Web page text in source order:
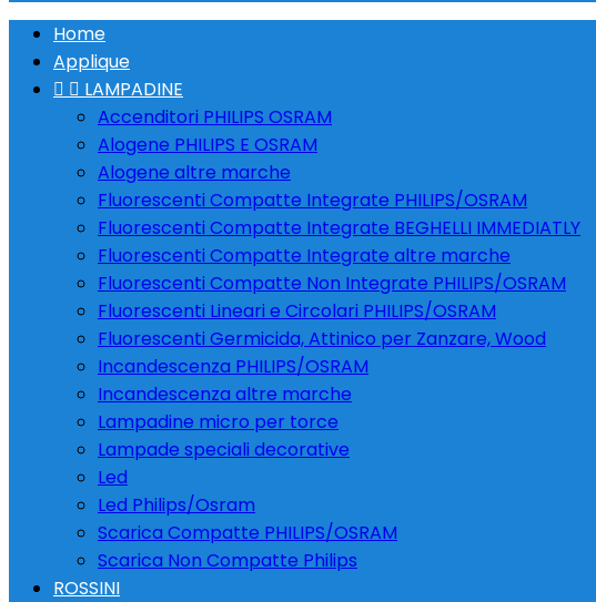
Home
Applique
  LAMPADINE
Accenditori PHILIPS OSRAM
Alogene PHILIPS E OSRAM
Alogene altre marche
Fluorescenti Compatte Integrate PHILIPS/OSRAM
Fluorescenti Compatte Integrate BEGHELLI IMMEDIATLY
Fluorescenti Compatte Integrate altre marche
Fluorescenti Compatte Non Integrate PHILIPS/OSRAM
Fluorescenti Lineari e Circolari PHILIPS/OSRAM
Fluorescenti Germicida, Attinico per Zanzare, Wood
Incandescenza PHILIPS/OSRAM
Incandescenza altre marche
Lampadine micro per torce
Lampade speciali decorative
Led
Led Philips/Osram
Scarica Compatte PHILIPS/OSRAM
Scarica Non Compatte Philips
ROSSINI